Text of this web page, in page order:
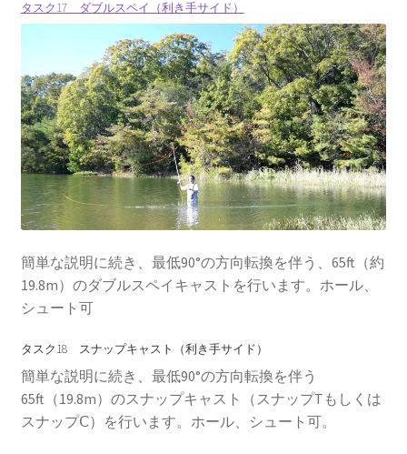
タスク17 ダブルスペイ（利き手サイド）
簡単な説明に続き、最低90°の方向転換を伴う、65ft（約
19.8m）のダブルスペイキャストを行います。ホール、
シュート可
タスク18 スナップキャスト（利き手サイド）
簡単な説明に続き、最低90°の方向転換を伴う
65ft（19.8m）のスナップキャスト（スナップTもしくは
スナップⅭ）を行います。ホール、シュート可。